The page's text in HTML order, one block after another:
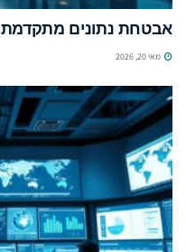
אבטחת נתונים מתקדמת
מאי 20, 2026